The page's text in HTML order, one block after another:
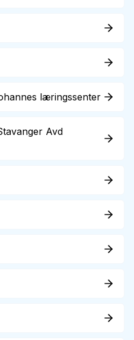
læringssenter
Avd